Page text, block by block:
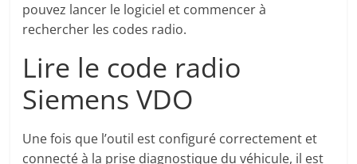
pouvez lancer le logiciel et commencer à
rechercher les codes radio.
Lire le code radio
Siemens VDO
Une fois que l’outil est configuré correctement et
connecté à la prise diagnostique du véhicule, il est